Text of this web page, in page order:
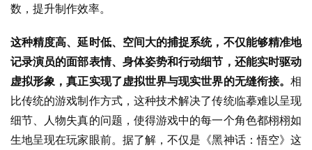
数，提升制作效率。
这种精度高、延时低、空间大的捕捉系统，不仅能够精准地
记录演员的面部表情、身体姿势和行动细节，还能实时驱动
虚拟形象，真正实现了虚拟世界与现实世界的无缝衔接。 相
比传统的游戏制作方式，这种技术解决了传统临摹难以呈现
细节、人物失真的问题，使得游戏中的每一个角色都栩栩如
生地呈现在玩家眼前。据了解，不仅是《黑神话：悟空》这